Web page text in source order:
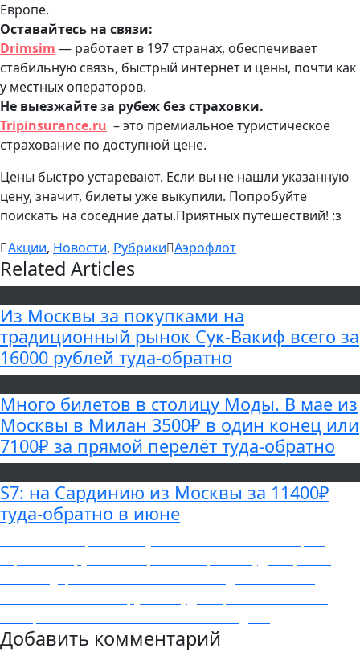
Европе.
Оставайтесь на связи:
Drimsim — работает в 197 странах, обеспечивает
стабильную связь, быстрый интернет и цены, почти как
у местных операторов.
Не выезжайтеза рубеж без страховки.
Tripinsurance.ru – это премиальное туристическое
страхование по доступной цене.
Цены быстро устаревают. Если вы не нашли указанную
цену, значит, билеты уже выкупили. Попробуйте
поискать на соседние даты.Приятных путешествий! :з
Акции, Новости, Рубрики Аэрофлот
Related Articles
Из Москвы за покупками на
традиционный рынок Сук-Вакиф всего за
16000 рублей туда-обратно
Много билетов в столицу Моды. В мае из
Москвы в Милан 3500₽ в один конец или
7100₽ за прямой перелёт туда-обратно
S7: на Сардинию из Москвы за 11400₽
туда-обратно в июне
Навигация
по
записям
Добавить комментарий